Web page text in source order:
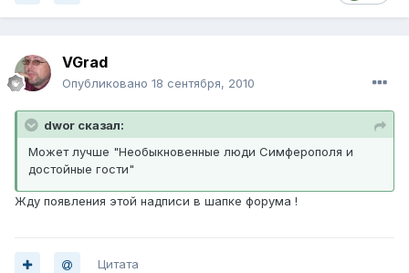
VGrad
Опубликовано 18 сентября, 2010
dwor сказал:
Может лучше "Необыкновенные люди Симферополя и
достойные гости"
Жду появления этой надписи в шапке форума !
Цитата